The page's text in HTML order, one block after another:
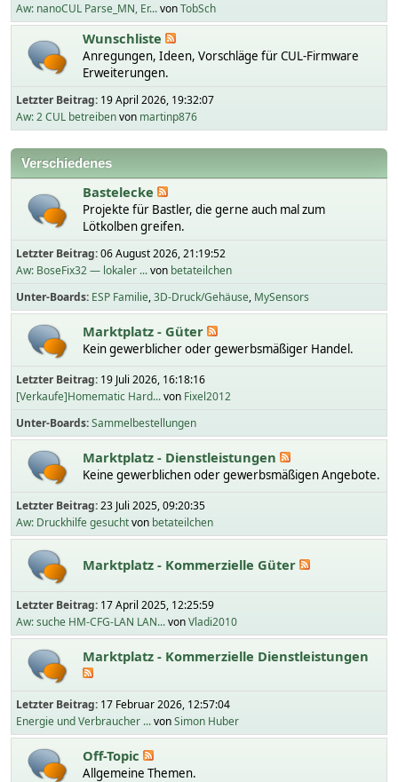
Aw: nanoCUL Parse_MN, Er...vonTobSch
Wunschliste
Anregungen, Ideen, Vorschläge für CUL-Firmware
Erweiterungen.
Letzter Beitrag: 19 April 2026, 19:32:07
Aw: 2 CUL betreibenvon martinp876
Verschiedenes
Bastelecke
Projekte für Bastler, die gerne auch mal zum
Lötkolben greifen.
Letzter Beitrag:06 August 2026, 21:19:52
Aw: BoseFix32 — lokaler ...von betateilchen
Unter-Boards ESP Familie 3D-Druck/Gehäuse MySensors
Marktplatz - Güter
Kein gewerblicher oder gewerbsmäßiger Handel.
Letzter Beitrag: 19 Juli 2026, 16:18:16
[Verkaufe]Homematic Hard...von Fixel2012
Unter-Boards Sammelbestellungen
Marktplatz - Dienstleistungen
Keine gewerblichen oder gewerbsmäßigen Angebote.
Letzter Beitrag:23 Juli 2025, 09:20:35
Aw: Druckhilfe gesuchtvon betateilchen
Marktplatz - Kommerzielle Güter
Letzter Beitrag: 17 April 2025, 12:25:59
Aw: suche HM-CFG-LAN LAN...vonVladi2010
Marktplatz - Kommerzielle Dienstleistungen
Letzter Beitrag: 17 Februar 2026, 12:57:04
Energie und Verbraucher ...vonSimon Huber
Off-Topic
Allgemeine Themen.